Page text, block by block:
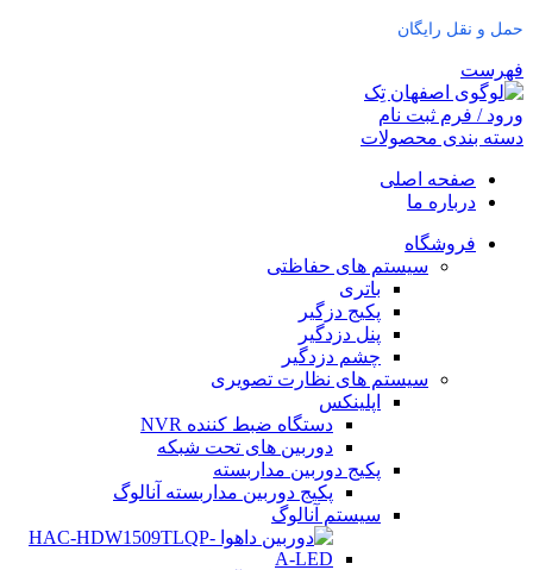
حمل و نقل رایگان
فهرست
ورود / فرم ثبت نام
دسته بندی محصولات
صفحه اصلی
درباره ما
فروشگاه
سیستم های حفاظتی
باتری
پکیج دزگیر
پنل دزدگیر
چشم دزدگیر
سیستم های نظارت تصویری
اپلینکس
دستگاه ضبط کننده NVR
دوربین های تحت شبکه
پکیج دوربین مداربسته
پکیج دوربین مداربسته آنالوگ
سیستم آنالوگ